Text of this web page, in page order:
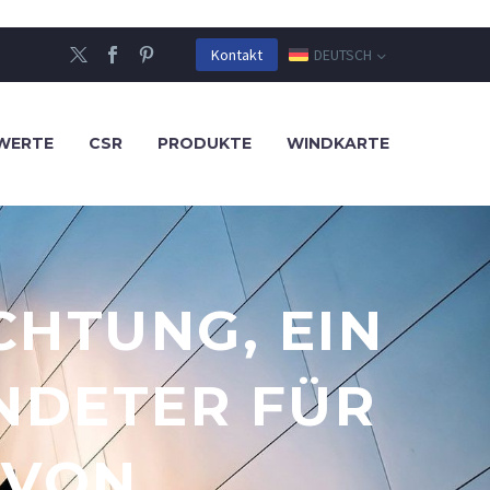
Kontakt DEUTSCH
CSR PRODUKTE WINDKARTE
EIN
FÜR